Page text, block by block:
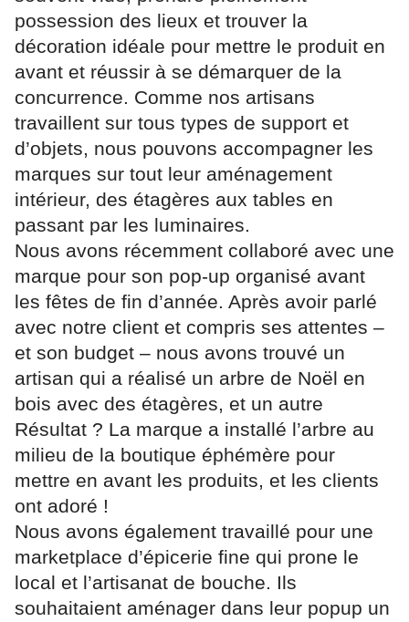
possession des lieux et trouver la
décoration idéale pour mettre le produit en
avant et réussir à se démarquer de la
concurrence. Comme nos artisans
travaillent sur tous types de support et
d’objets, nous pouvons accompagner les
marques sur tout leur aménagement
intérieur, des étagères aux tables en
passant par les luminaires.
Nous avons récemment collaboré avec une
marque pour son pop-up organisé avant
les fêtes de fin d’année. Après avoir parlé
avec notre client et compris ses attentes –
et son budget – nous avons trouvé un
artisan qui a réalisé un arbre de Noël en
bois avec des étagères, et un autre
Résultat ? La marque a installé l’arbre au
milieu de la boutique éphémère pour
mettre en avant les produits, et les clients
ont adoré !
Nous avons également travaillé pour une
marketplace d’épicerie fine qui prone le
local et l’artisanat de bouche. Ils
souhaitaient aménager dans leur popup un